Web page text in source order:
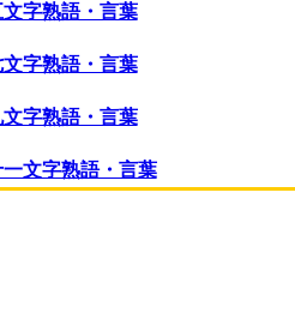
文字熟語・言葉
文字熟語・言葉
文字熟語・言葉
一文字熟語・言葉